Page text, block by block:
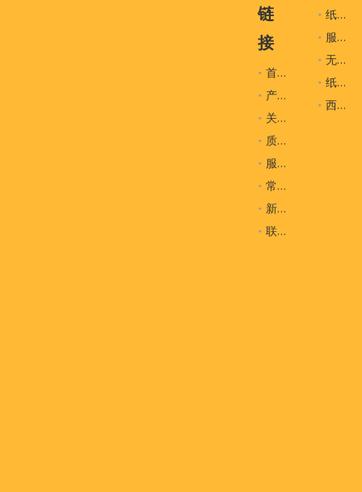
链
接
首页
产品
关于我们
质量控制
服务
常问问题
新闻
联系我们
纸袋
服装辅料
无纺布袋
纸盒
西装袋